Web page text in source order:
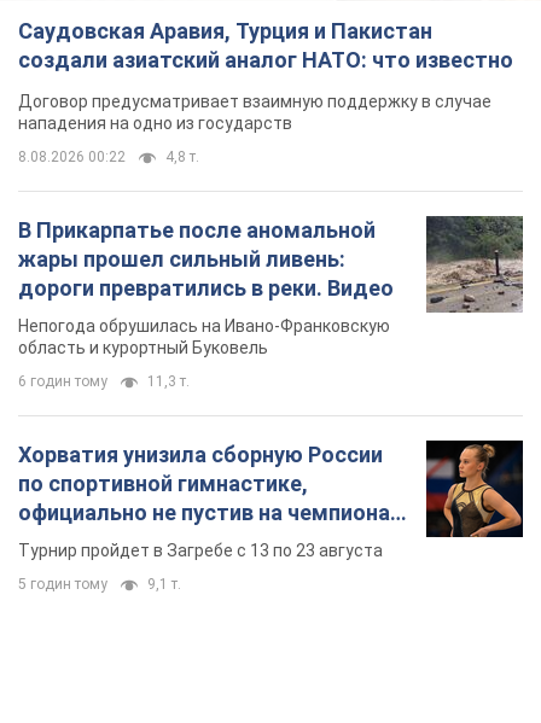
Саудовская Аравия, Турция и Пакистан
создали азиатский аналог НАТО: что известно
Договор предусматривает взаимную поддержку в случае
нападения на одно из государств
8.08.2026 00:22 4,8 т.
В Прикарпатье после аномальной
жары прошел сильный ливень:
дороги превратились в реки. Видео
Непогода обрушилась на Ивано-Франковскую
область и курортный Буковель
6 годин тому 11,3 т.
Хорватия унизила сборную России
по спортивной гимнастике,
официально не пустив на чемпионат
Европы основных спортсменов
Турнир пройдет в Загребе с 13 по 23 августа
5 годин тому 9,1 т.